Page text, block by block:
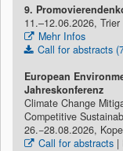
9.
11.–12.06.2026, Trier
Mehr Infos
Call for abstracts
European
Jahreskonferenz
Climate Change
Competitive
26.−28.08.2026,
Call for abstracts |